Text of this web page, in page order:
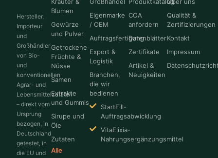
Hersteller,
Importeur
und
Großhändler
von Bio-
und
konventionellen
Agrar- und
Lebensmittelzutaten
– direkt vom
Ursprung
bezogen, in
Deutschland
getestet, in
die EU und
Blumen
Gewürze
und Pulver
Getrockene
Früchte &
Nüsse
Samen
Extrakte
und Gummis
Sirupe und
Öle
Zutaten
Alle
Eigenmarke
/ OEM
Auftragsfertigung
Export &
Logistik
Branchen,
die wir
bedienen
StartFill-
Auftragsabwicklung
VitaElixia-
Nahrungsergänzungsmittel
COA
anfordern
Datenblätter
Zertifikate
Artikel &
Neuigkeiten
Qualität &
Zertifizierungen
Kontakt
Impressum